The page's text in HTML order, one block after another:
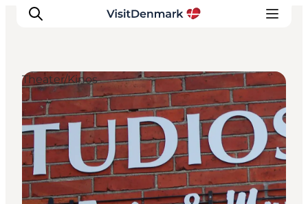
Inspiration
Regionen
Erlebnisse
Unterkünfte
Reiseplanung
Theater/Kinos